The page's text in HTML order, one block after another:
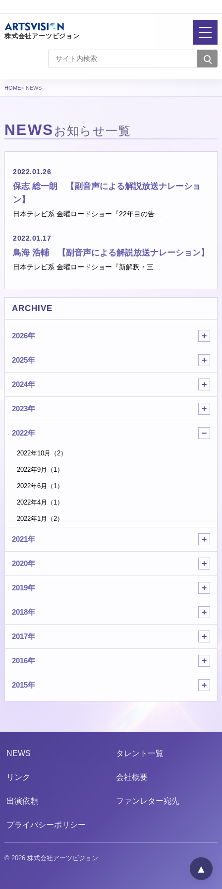
株式会社アーツビジョン
HOME NEWS
NEWS お知らせ一覧
2022.01.26
保志 総一朗 【副音声による解説放送ナレーショ
ン】
日本テレビ系 金曜ロードショー『22年目の告…
2022.01.17
鳥海 浩輔 【副音声による解説放送ナレーション】
日本テレビ系 金曜ロードショー『新解釈・三…
ARCHIVE
2026年
2025年
2024年
2023年
2022年
2022年10月（2）
2022年9月（1）
2022年6月（1）
2022年4月（1）
2022年1月（2）
2021年
2020年
2019年
2018年
2017年
2016年
2015年
NEWS タレント一覧
リンク 会社概要
出演依頼 ファンレター宛先
プライバシーポリシー
© 2026 株式会社アーツビジョン
▲